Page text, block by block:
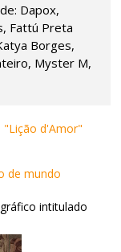
Dapox,
Fattú Preta
Borges,
Myster M,
"Lição d'Amor"
de mundo
intitulado